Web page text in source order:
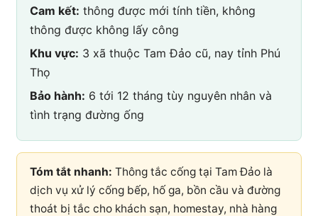
Cam kết: thông được mới tính tiền, không
thông được không lấy công
Khu vực: 3 xã thuộc Tam Đảo cũ, nay tỉnh Phú
Thọ
Bảo hành: 6 tới 12 tháng tùy nguyên nhân và
tình trạng đường ống
Tóm tắt nhanh: Thông tắc cống tại Tam Đảo là
dịch vụ xử lý cống bếp, hố ga, bồn cầu và đường
thoát bị tắc cho khách sạn, homestay, nhà hàng